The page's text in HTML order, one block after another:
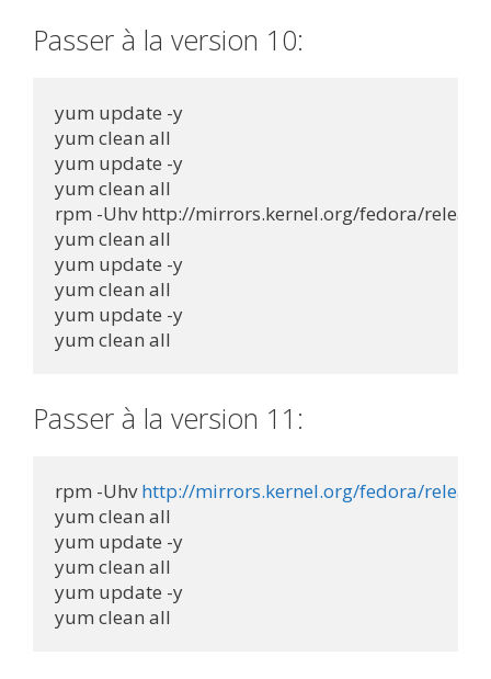
Passer à la version 10:
yum update -y
yum clean all
yum update -y
yum clean all
rpm -Uhv http://mirrors.kernel.org/fedora/
yum clean all
yum update -y
yum clean all
yum update -y
yum clean all
Passer à la version 11:
rpm -Uhv http://mirrors.kernel.org/fedora/
yum clean all
yum update -y
yum clean all
yum update -y
yum clean all